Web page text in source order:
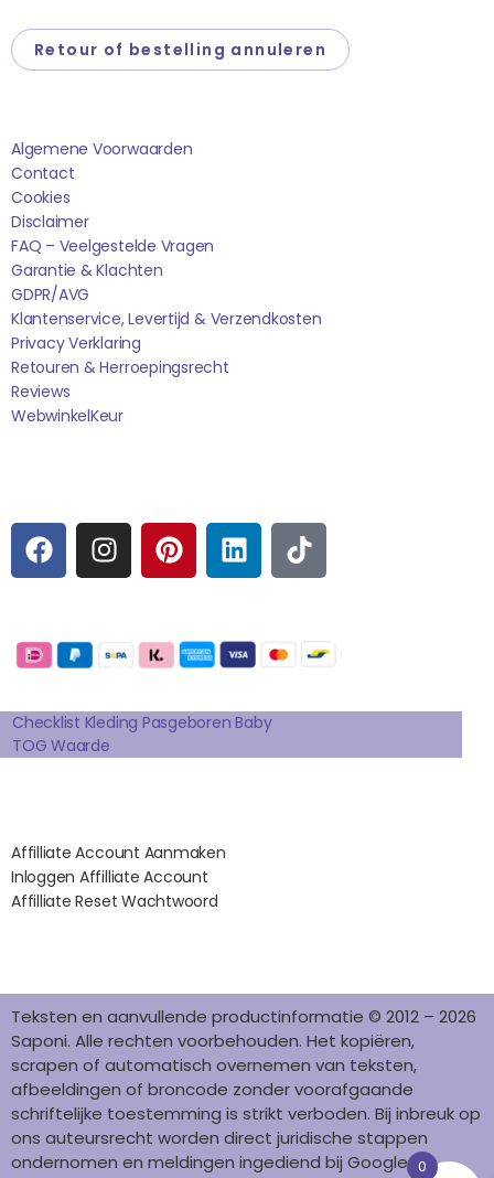
Retour of bestelling annuleren
Algemene Voorwaarden
Contact
Cookies
Disclaimer
FAQ – Veelgestelde Vragen
Garantie & Klachten
GDPR/AVG
Klantenservice, Levertijd & Verzendkosten
Privacy Verklaring
Retouren & Herroepingsrecht
Reviews
WebwinkelKEur
F
A
C
B
O
K
I
N
S
A
A
M
P
I
N
E
R
S
T
L
I
N
E
D
N
T
I
K
O
K
Checklist Kleding Pasgeboren Baby
TOG Waarde
Affilliate Account Aanmaken
Inloggen Affilliate Account
Affilliate Reset Wachtwoord
Teksten en aanvullende productinformatie © 2012 – 2026
Saponi. Alle rechten voorbehouden. Het kopiëren,
scrapen of automatisch overnemen van teksten,
afbeeldingen of broncode zonder voorafgaande
schriftelijke toestemming is strikt verboden. Bij inbreuk op
ons auteursrecht worden direct juridische stappen
ondernomen en meldingen ingediend bij Google en
0